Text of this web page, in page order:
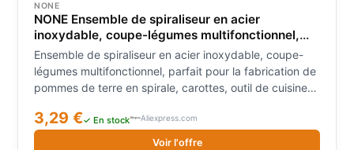
NONE
NONE Ensemble de spiraliseur en acier
inoxydable, coupe-légumes multifonctionnel,
parfait pour la fabrication de pommes de terre
en spirale, carottes, outil de cuisine 6 pièces
Ensemble de spiraliseur en acier inoxydable, coupe-
légumes multifonctionnel, parfait pour la fabrication de
pommes de terre en spirale, carottes, outil de cuisine 6
3,29 €✓ En stock Aliexpress.com
Voir l'offre